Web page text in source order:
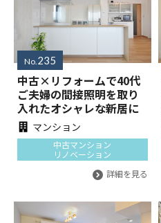
No.235
中古×リフォームで40代
ご夫婦の間接照明を取り
入れたオシャレな新居に
マンション
中古マンション
リノベーション
詳細を見る